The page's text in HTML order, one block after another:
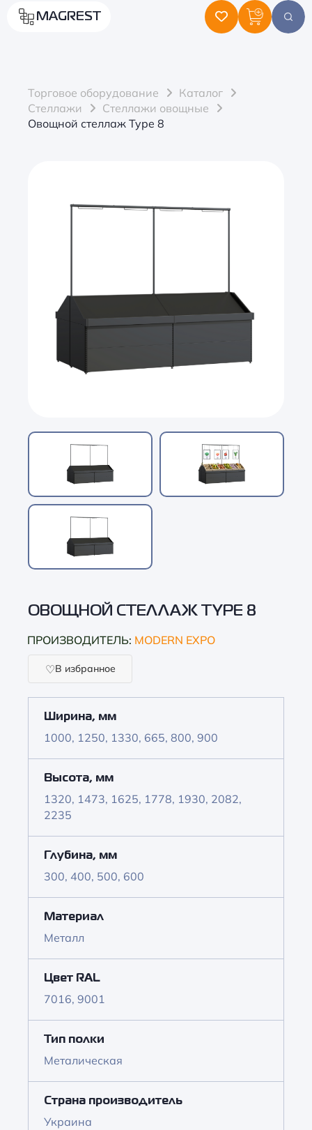
MAGREST
Торговое оборудование
Каталог
Стеллажи
Стеллажи овощные
Овощной стеллаж Type 8
ОВОЩНОЙ СТЕЛЛАЖ TYPE 8
ПРОИЗВОДИТЕЛЬ: MODERN EXPO
В избранное
Ширина, мм
1000, 1250, 1330, 665, 800, 900
Высота, мм
1320, 1473, 1625, 1778, 1930, 2082,
2235
Глубина, мм
300, 400, 500, 600
Материал
Металл
Цвет RAL
7016, 9001
Тип полки
Металическая
Страна производитель
Украина